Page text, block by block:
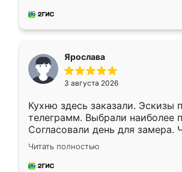
предложил по моему эскизу
Ярослава
3 августа 2026
Кухню здесь заказали. Эскизы
телеграмм. Выбрали наиболее
Согласовали день для замера.
недели кухня была уже готова.
довольны работой. Спасибо
мебель за качественную работу!
Читать полностью